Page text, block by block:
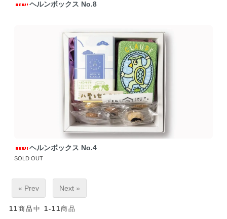
ヘルンボックス No.8
ヘルンボックス No.4
SOLD OUT
« Prev Next »
11商品中 1-11商品